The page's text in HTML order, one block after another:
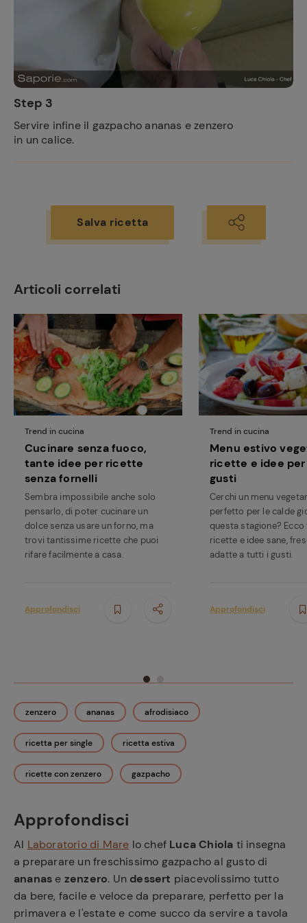
Step 3
Servire infine il gazpacho ananas e zenzero
in un calice.
Salva ricetta
zenzero ananas afrodisiaco
ricetta per single ricetta estiva
ricette con zenzero gazpacho
Approfondisci
Al Laboratorio di Mare lo chef Luca Chiola ti insegna
a preparare un freschissimo gazpacho al gusto di
ananas e zenzero. Un dessert piacevolissimo tutto
da bere, facile e veloce da preparare, perfetto per la
primavera e l'estate e come succo da servire a tavola
Articoli correlati
Trend in cucina
Cucinare senza fuoco,
tante idee per ricette
senza fornelli
Sembra impossibile anche solo
pensarlo, di poter cucinare un
dolce senza usare un forno, ma
trovi tantissime ricette che puoi
rifare facilmente a casa.
Approfondisci
Trend in cucina
Menu estivo
ricette e idee
gusti
Cerchi un menu
perfetto per le calde
questa stagione?
ricette e idee sane,
adatte a tutti i gusti.
Approfondisci
Ricette
preferite